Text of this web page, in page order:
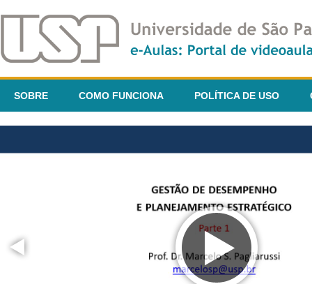
SOBRE COMO FUNCIONA POLÍTICA DE USO